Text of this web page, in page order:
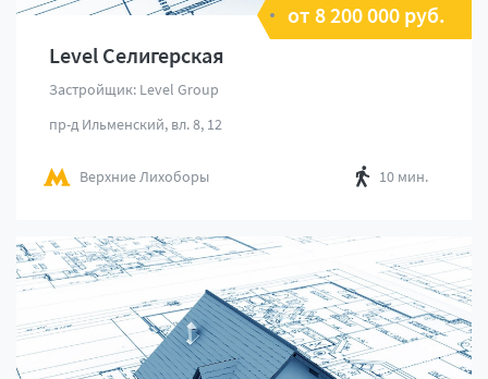
от 8 200 000 руб.
Level Селигерская
Застройщик: Level Group
пр-д Ильменский, вл. 8, 12
Верхние Лихоборы 10 мин.